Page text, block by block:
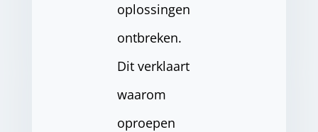
oplossingen
ontbreken.
Dit verklaart
waarom
oproepen